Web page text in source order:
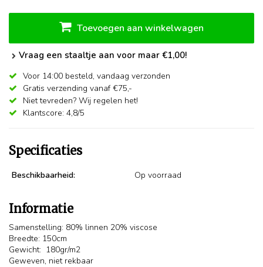
Toevoegen aan winkelwagen
Vraag een staaltje aan voor maar €1,00!
Voor 14:00 besteld, vandaag verzonden
Gratis verzending vanaf €75,-
Niet tevreden? Wij regelen het!
Klantscore: 4,8/5
Specificaties
Beschikbaarheid: Op voorraad
Informatie
Samenstelling: 80% linnen 20% viscose
Breedte: 150cm
Gewicht: 180gr/m2
Geweven, niet rekbaar